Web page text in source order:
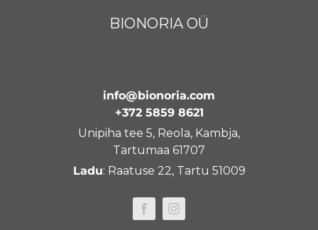
BIONORIA OÜ
info@bionoria.com
+372 5859 8621
Unipiha tee 5, Reola, Kambja,
Tartumaa 61707
Ladu: Raatuse 22, Tartu 51009